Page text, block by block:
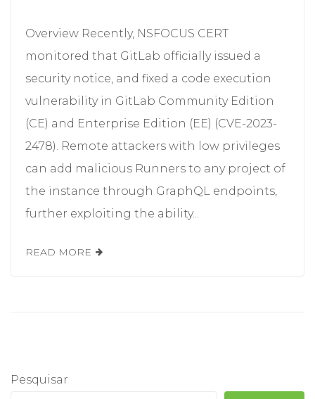
Overview Recently, NSFOCUS CERT
monitored that GitLab officially issued a
security notice, and fixed a code execution
vulnerability in GitLab Community Edition
(CE) and Enterprise Edition (EE) (CVE-2023-
2478). Remote attackers with low privileges
can add malicious Runners to any project of
the instance through GraphQL endpoints,
further exploiting the ability...
READ MORE
Pesquisar